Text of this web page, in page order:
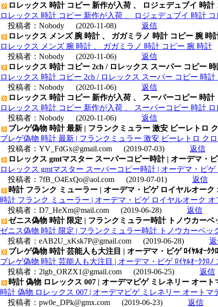
ロレックス 時計 コピー 新作が入荷 、 ロジェデュブイ 時計
ロレックス 時計 コピー 新作が入荷 、 ロジェデュブイ 時計
投稿者： Nobody (2020-11-08)
返信
ロレックス メンズ 腕 時計 、 ガガミラノ 時計 コピー 腕 時
ロレックス メンズ 腕 時計 、 ガガミラノ 時計 コピー 腕 時計
投稿者： Nobody (2020-11-06)
返信
ロレックス 時計 コピー 2ch / ロレックス スーパー コピー
ロレックス 時計 コピー 2ch / ロレックス スーパー コピー 時計
投稿者： Nobody (2020-11-06)
返信
ロレックス 時計 コピー 新作が入荷 、 スーパーコピー 時
ロレックス 時計 コピー 新作が入荷 、 スーパーコピー 時計
投稿者： Nobody (2020-11-06)
返信
ブレゲ偽物 時計 最新 | フランクミュラー 激安 ビーレトロ
ブレゲ偽物 時計 最新 | フランクミュラー 激安 ビーレトロ ク
投稿者： YV_FdGx@gmail.com (2019-07-03)
返信
ロレックス gmtマスター スーパーコピー時計 | オーデマ・
ロレックス gmtマスター スーパーコピー時計 | オーデマ・ピ
投稿者： 7fB_O4ExQo@aol.com (2019-07-01)
返信
時計 フランク ミューラー | オーデマ・ピゲ ロイヤルオー
時計 フランク ミューラー | オーデマ・ピゲ ロイヤルオーク
投稿者： D7_HeXm@mail.com (2019-06-28)
返信
ゼニス偽物 時計 限定 | フランクミュラー時計 トノウカー
ゼニス偽物 時計 限定 | フランクミュラー時計 トノウカーベ
投稿者： eAB2U_xKsk7P@gmail.com (2019-06-28)
ブレゲ偽物 時計 芸能人も大注目 | オーデマ・ピゲ ﾛｲﾔﾙｵｰｸｸ
ブレゲ偽物 時計 芸能人も大注目 | オーデマ・ピゲ ﾛｲﾔﾙｵｰｸｸﾛﾉ
投稿者： 2lgb_ORZX1@gmail.com (2019-06-25)
返信
時計 偽物 ロレックス 007 | オーデマピゲ ミレネリー オート
時計 偽物 ロレックス 007 | オーデマピゲ ミレネリー オートマ
投稿者： pw0e_DPk@gmx.com (2019-06-23)
返信